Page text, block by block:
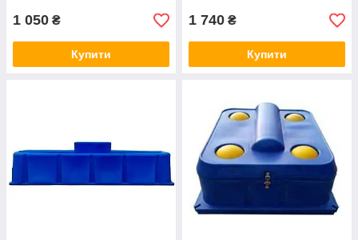
1 050 ₴
Купити
1 740 ₴
Купити